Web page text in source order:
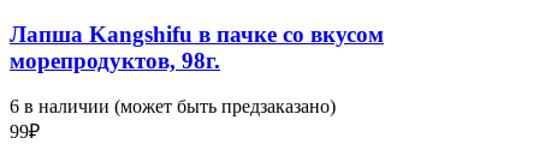
Лапша Kangshifu в пачке cо вкусом
морепродуктов, 98г.
6 в наличии (может быть предзаказано)
99₽